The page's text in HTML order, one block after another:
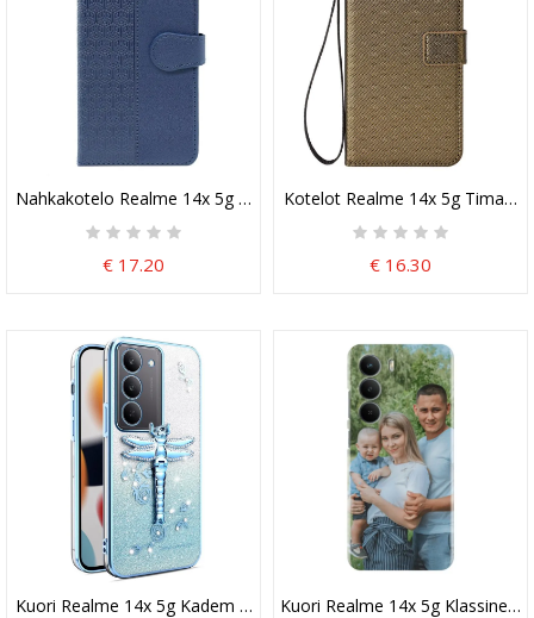
Nahkakotelo Realme 14x 5g Premium
€ 17.20
Kotelot Realme 14x 5g
€ 16.30
Kuori Realme 14x 5g Kadem Sudenkorento-Sormusteline
Kuori Realme 14x 5g Klassinen